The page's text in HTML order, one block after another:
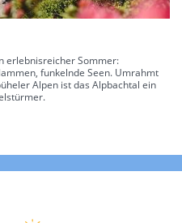
erlebnisreicher Sommer:
funkelnde Seen. Umrahmt
Alpen ist das Alpbachtal ein